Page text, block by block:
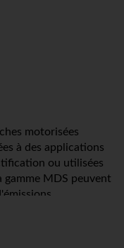
motorisées
à des applications
ou utilisées
gamme MDS peuvent